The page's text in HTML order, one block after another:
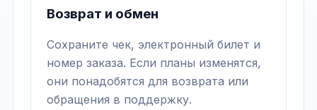
Возврат и обмен
Сохраните чек, электронный билет и
номер заказа. Если планы изменятся,
они понадобятся для возврата или
обращения в поддержку.